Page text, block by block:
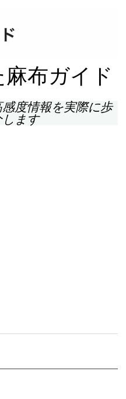
布ガイド
度情報を実際に歩
ます